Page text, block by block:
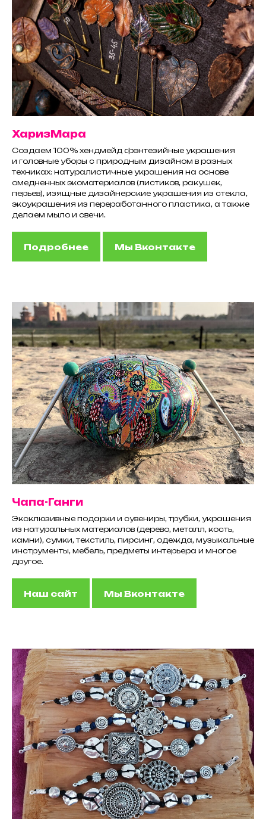
ХаризМара
Создаем 100% хендмейд фэнтезийные украшения
и головные уборы с природным дизайном в разных
техниках: натуралистичные украшения на основе
омедненных экоматериалов (листиков, ракушек,
перьев), изящные дизайнерские украшения из стекла,
экоукрашения из переработанного пластика, а также
делаем мыло и свечи.
Подробнее Мы Вконтакте
Чапа-Ганги
Эксклюзивные подарки и сувениры, трубки, украшения
из натуральных материалов (дерево, металл, кость,
камни), сумки, текстиль, пирсинг, одежда, музыкальные
инструменты, мебель, предметы интерьера и многое
другое.
Наш сайт Мы Вконтакте